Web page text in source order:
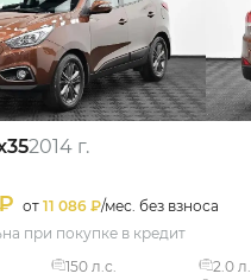
2014 г.
от 11 086 ₽/мес. без взноса
при покупке в кредит
150 л.с.
2.0 л.